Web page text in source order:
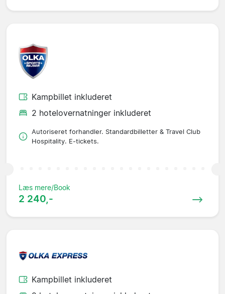
Kampbillet inkluderet
2 hotelovernatninger inkluderet
Autoriseret forhandler. Standardbilletter & Travel Club
Hospitality. E-tickets.
Læs mere/Book
2 240,-
Kampbillet inkluderet